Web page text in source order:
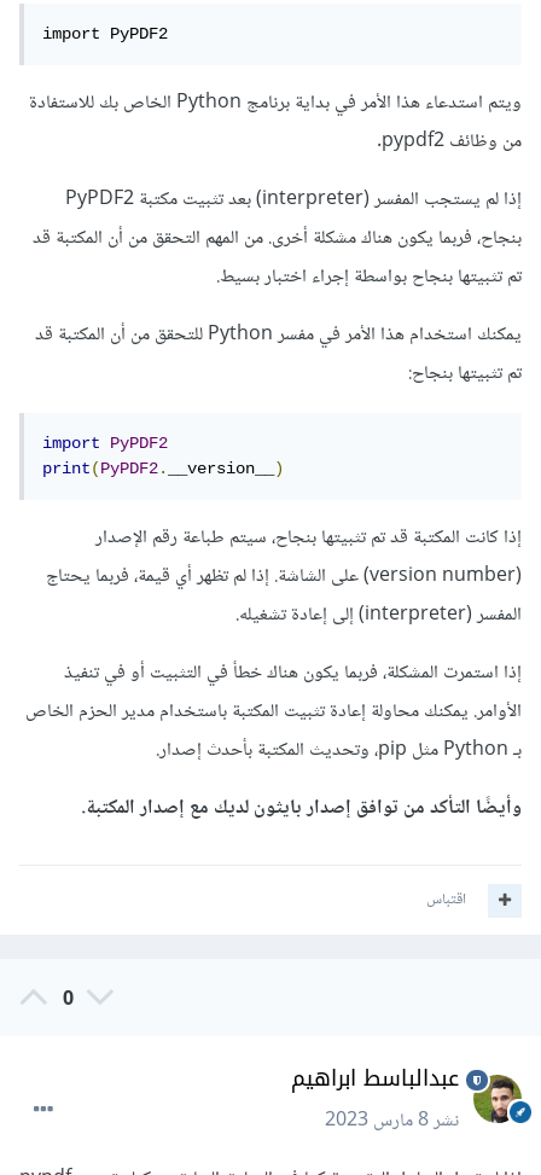
import PyPDF2
ويتم استدعاء هذا الأمر في بداية برنامج Python الخاص بك للاستفادة
من وظائف pypdf2.
إذا لم يستجب المفسر (interpreter) بعد تثبيت مكتبة PyPDF2
بنجاح، فربما يكون هناك مشكلة أخرى. من المهم التحقق من أن المكتبة قد
تم تثبيتها بنجاح بواسطة إجراء اختبار بسيط.
يمكنك استخدام هذا الأمر في مفسر Python للتحقق من أن المكتبة قد
تم تثبيتها بنجاح:
import
PyPDF2
print(PyPDF2. __version__)
إذا كانت المكتبة قد تم تثبيتها بنجاح، سيتم طباعة رقم الإصدار
(version number) على الشاشة. إذا لم تظهر أي قيمة، فربما يحتاج
المفسر (interpreter) إلى إعادة تشغيله.
إذا استمرت المشكلة، فربما يكون هناك خطأ في التثبيت أو في تنفيذ
الأوامر. يمكنك محاولة إعادة تثبيت المكتبة باستخدام مدير الحزم الخاص
بـ Python مثل pip، وتحديث المكتبة بأحدث إصدار.
وأيضًا التأكد من توافق إصدار بايثون لديك مع إصدار المكتبة.
اقتباس
0
عبدالباسط ابراهيم
نشر8 مارس 2023